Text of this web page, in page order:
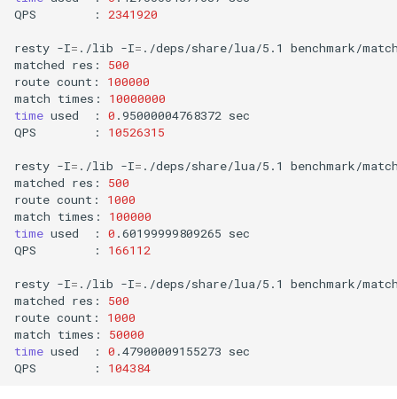
QPS
: 2341920
resty -I= ./lib -I= ./deps/share/lua/5.1
benchmark/
matched res:
500
route count:
100000
match times:
10000000
time used : 0 .95000004768372 sec
QPS
: 10526315
resty -I= ./lib -I= ./deps/share/lua/5.1
benchmark/
matched res:
500
route count:
1000
match times:
100000
time used : 0 .60199999809265 sec
QPS
: 166112
resty -I= ./lib -I= ./deps/share/lua/5.1
benchmark/
matched res:
500
route count:
1000
match times:
50000
time used : 0 .47900009155273 sec
QPS
: 104384